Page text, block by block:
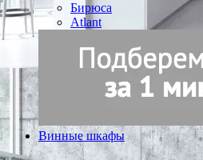
Бирюса
Atlant
Винные шкафы